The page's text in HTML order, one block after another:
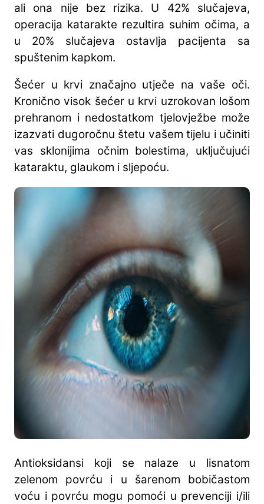
ali ona nije bez rizika. U 42% slučajeva,
operacija katarakte rezultira suhim očima, a
u 20% slučajeva ostavlja pacijenta sa
spuštenim kapkom.
Šećer u krvi značajno utječe na vaše oči.
Kronično visok šećer u krvi uzrokovan lošom
prehranom i nedostatkom tjelovježbe može
izazvati dugoročnu štetu vašem tijelu i učiniti
vas sklonijima očnim bolestima, uključujući
kataraktu, glaukom i sljepoću.
Antioksidansi koji se nalaze u lisnatom
zelenom povrću i u šarenom bobičastom
voću i povrću mogu pomoći u prevenciji i/ili